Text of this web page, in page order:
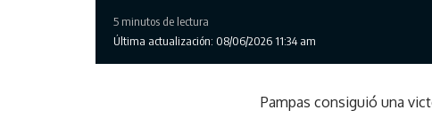
Última actualización: 08/06/2026 11:34 am
5 minutos de lectura
Pampas consiguió una